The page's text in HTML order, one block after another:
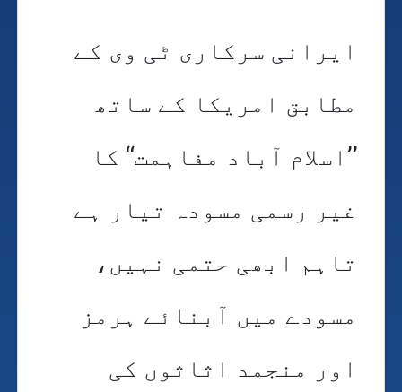
ایرانی سرکاری ٹی وی کے
مطابق امریکا کے ساتھ
’’اسلام آباد مفاہمت‘‘ کا
غیر رسمی مسودہ تیار ہے
تاہم ابھی حتمی نہیں،
مسودے میں آبنائے ہرمز
اور منجمد اثاثوں کی